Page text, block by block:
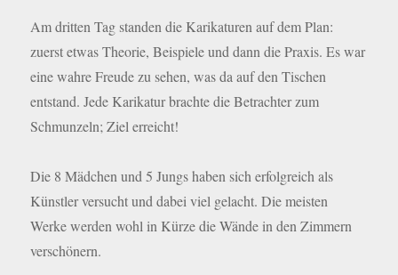
Am dritten Tag standen die Karikaturen auf dem Plan:
zuerst etwas Theorie, Beispiele und dann die Praxis. Es war
eine wahre Freude zu sehen, was da auf den Tischen
entstand. Jede Karikatur brachte die Betrachter zum
Schmunzeln; Ziel erreicht!
Die 8 Mädchen und 5 Jungs haben sich erfolgreich als
Künstler versucht und dabei viel gelacht. Die meisten
Werke werden wohl in Kürze die Wände in den Zimmern
verschönern.